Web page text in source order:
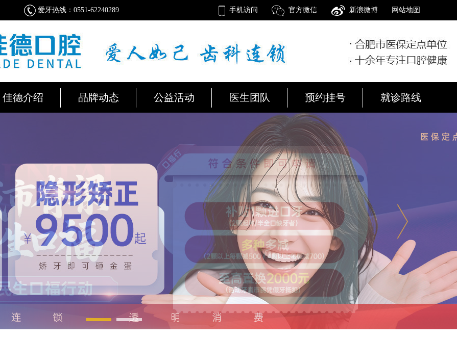
爱牙热线：0551-62240289 手机访问 官方微信 新浪微博 网站地图
佳德介绍 品牌动态 公益活动 医生团队 预约挂号 就诊路线